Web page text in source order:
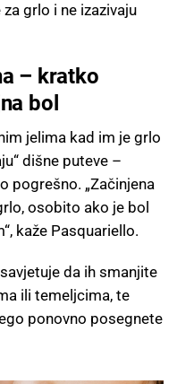
grlo i ne izazivaju
– kratko
bol
jelima kad im je grlo
dišne puteve –
pogrešno. „Začinjena
osobito ako je bol
kaže Pasquariello.
da ih smanjite
ili temeljcima, te
ponovno posegnete